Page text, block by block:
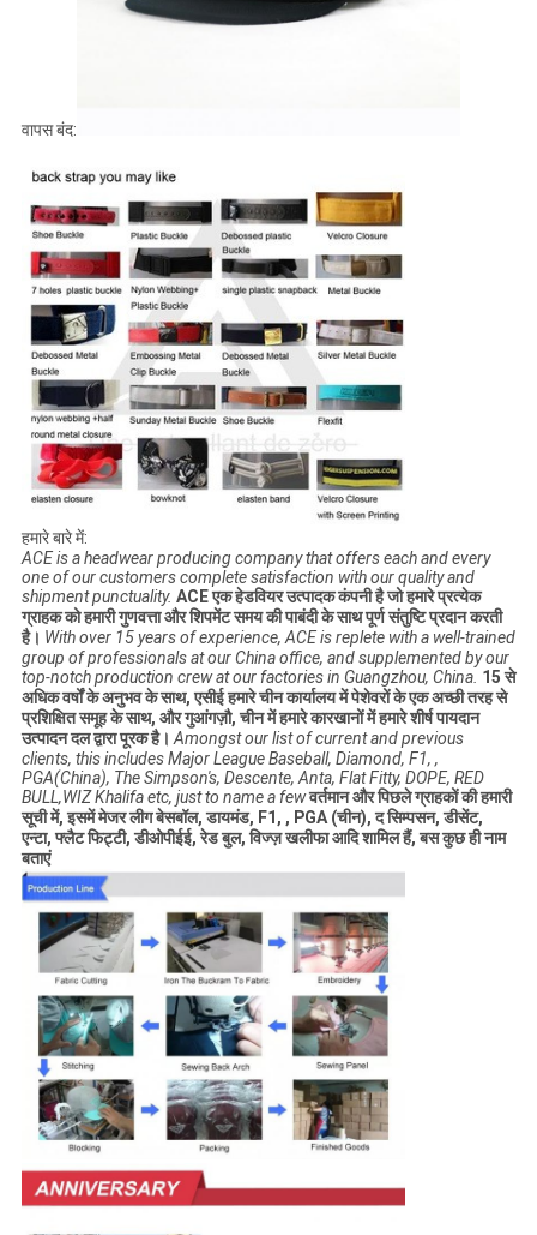
वापस बंद:
हमारे बारे में:
ACE is a headwear producing company that offers each and every
one of our customers complete satisfaction with our quality and
shipment punctuality. ACE एक हेडवियर उत्पादक कंपनी है जो हमारे प्रत्येक
ग्राहक को हमारी गुणवत्ता और शिपमेंट समय की पाबंदी के साथ पूर्ण संतुष्टि प्रदान करती
है। With over 15 years of experience, ACE is replete with a well-trained
group of professionals at our China office, and supplemented by our
top-notch production crew at our factories in Guangzhou, China. 15 से
अधिक वर्षों के अनुभव के साथ, एसीई हमारे चीन कार्यालय में पेशेवरों के एक अच्छी तरह से
प्रशिक्षित समूह के साथ, और गुआंगज़ौ, चीन में हमारे कारखानों में हमारे शीर्ष पायदान
उत्पादन दल द्वारा पूरक है। Amongst our list of current and previous
clients, this includes Major League Baseball, Diamond, F1, ,
PGA(China), The Simpson's, Descente, Anta, Flat Fitty, DOPE, RED
BULL,WIZ Khalifa etc, just to name a fewवर्तमान और पिछले ग्राहकों की हमारी
सूची में, इसमें मेजर लीग बेसबॉल, डायमंड, F1, , PGA (चीन), द सिम्पसन, डीसेंट,
एन्टा, फ्लैट फिट्टी, डीओपीईई, रेड बुल, विज्ज़ खलीफा आदि शामिल हैं, बस कुछ ही नाम
बताएं